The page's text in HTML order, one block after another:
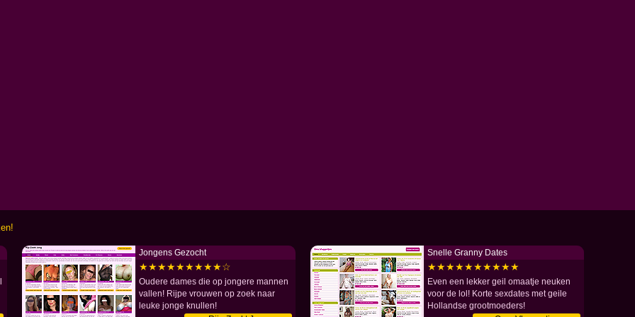
Jongens Gezocht
★★★★★★★★★☆
Oudere dames die op jongere mannen
vallen! Rijpe vrouwen op zoek naar
leuke jonge knullen!
Snelle Granny Dates
★★★★★★★★★★
Even een lekker geil omaatje neuken
voor de lol! Korte sexdates met geile
Hollandse grootmoeders!